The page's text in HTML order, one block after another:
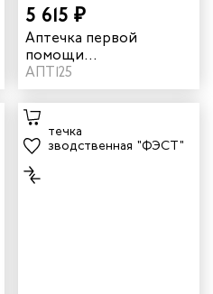
5 615 ₽
Аптечка первой
помощи
противоожоговая
"ФЭСТ"
АПТ125